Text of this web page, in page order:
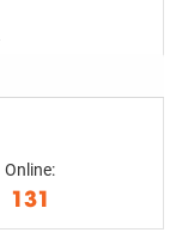
Online:
131